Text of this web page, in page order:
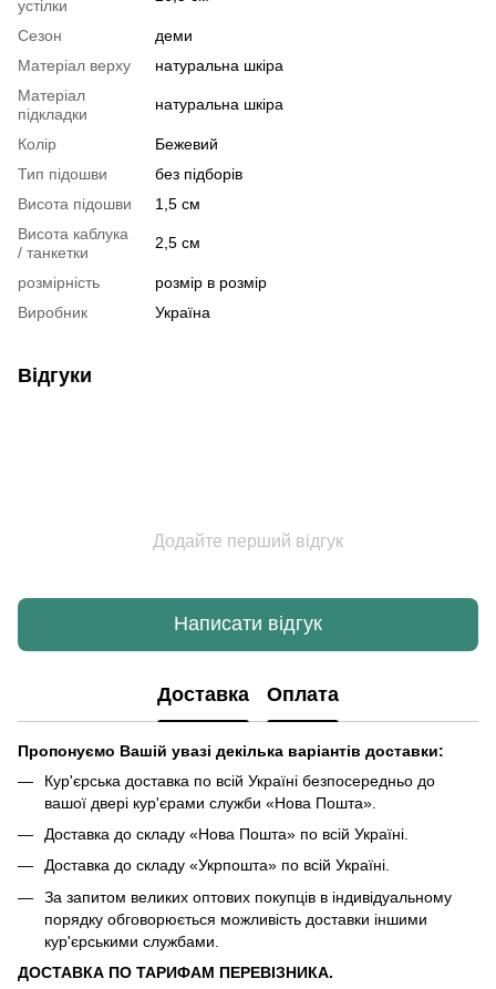
устілки
Сезон
деми
Матеріал верху
натуральна шкіра
Матеріал
підкладки
натуральна шкіра
Колір
Бежевий
Тип підошви
без підборів
Висота підошви
1,5 см
Висота каблука
/ танкетки
2,5 см
розмірність
розмір в розмір
Виробник
Україна
Відгуки
Додайте перший відгук
Написати відгук
Доставка Оплата
Пропонуємо Вашій увазі декілька варіантів доставки:
Кур'єрська доставка по всій Україні безпосередньо до
вашої двері кур'єрами служби «Нова Пошта».
Доставка до складу «Нова Пошта» по всій Україні.
Доставка до складу «Укрпошта» по всій Україні.
За запитом великих оптових покупців в індивідуальному
порядку обговорюється можливість доставки іншими
кур'єрськими службами.
ДОСТАВКА ПО ТАРИФАМ ПЕРЕВІЗНИКА.